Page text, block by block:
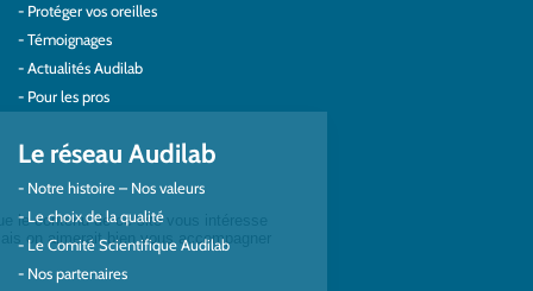
Protéger vos oreilles
Témoignages
Actualités Audilab
Pour les pros
Le réseau Audilab
Notre histoire – Nos valeurs
Le choix de la qualité
Le Comité Scientifique Audilab
Nos partenaires